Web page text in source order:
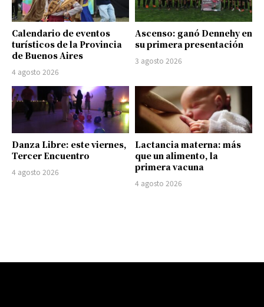
Calendario de eventos
turísticos de la Provincia
de Buenos Aires
4 agosto 2026
Ascenso: ganó Dennehy en
su primera presentación
3 agosto 2026
Danza Libre: este viernes,
Tercer Encuentro
4 agosto 2026
Lactancia materna: más
que un alimento, la
primera vacuna
4 agosto 2026